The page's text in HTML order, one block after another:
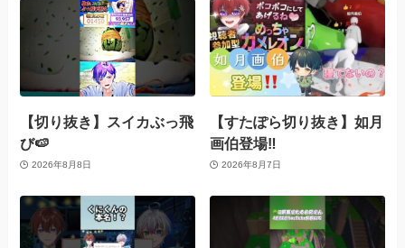
【切り抜き】スイカぶっ飛
び🍉
2026年8月8日
【すたぽら切り抜き】如月
画伯登場‼️
2026年8月7日